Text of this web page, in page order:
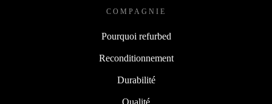
COMPAGNIE
Pourquoi refurbed
Reconditionnement
Durabilité
Qualité